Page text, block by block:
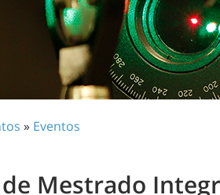
» Eventos
Mestrado